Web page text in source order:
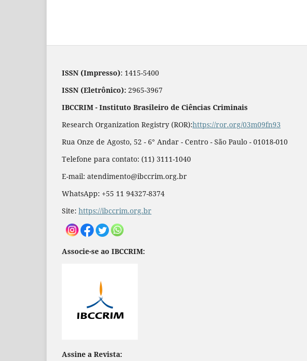
ISSN (Impresso): 1415-5400
ISSN (Eletrônico): 2965-3967
IBCCRIM - Instituto Brasileiro de Ciências Criminais
Research Organization Registry (ROR):https://ror.org/03m09fn93
Rua Onze de Agosto, 52 - 6° Andar - Centro - São Paulo - 01018-010
Telefone para contato: (11) 3111-1040
E-mail: atendimento@ibccrim.org.br
WhatsApp: +55 11 94327-8374
Site: https://ibccrim.org.br
Associe-se ao IBCCRIM:
Assine a Revista: